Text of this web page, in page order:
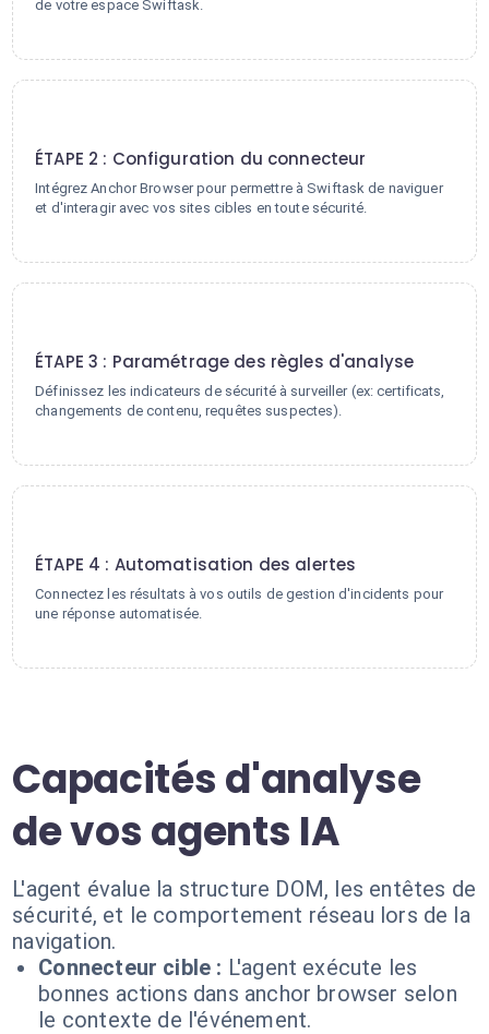
de votre espace Swiftask.
ÉTAPE 2 : Configuration du connecteur
Intégrez Anchor Browser pour permettre à Swiftask de naviguer
et d'interagir avec vos sites cibles en toute sécurité.
ÉTAPE 3 : Paramétrage des règles d'analyse
Définissez les indicateurs de sécurité à surveiller (ex: certificats,
changements de contenu, requêtes suspectes).
ÉTAPE 4 : Automatisation des alertes
Connectez les résultats à vos outils de gestion d'incidents pour
une réponse automatisée.
Capacités d'analyse
de vos agents IA
L'agent évalue la structure DOM, les entêtes de
sécurité, et le comportement réseau lors de la
navigation.
Connecteur cible : L'agent exécute les
bonnes actions dans anchor browser selon
le contexte de l'événement.